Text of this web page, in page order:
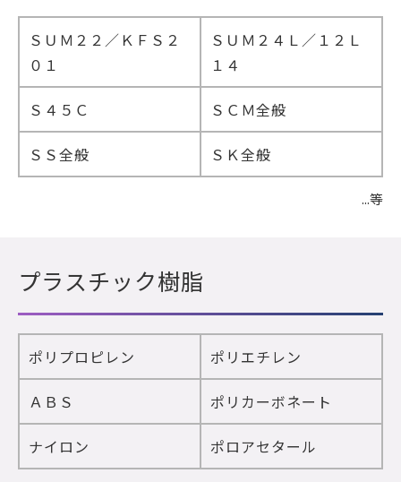
ＳＵＭ２２／ＫＦＳ２
０１
ＳＵＭ２４Ｌ／１２Ｌ
１４
Ｓ４５Ｃ ＳＣＭ全般
ＳＳ全般 ＳＫ全般
...等
プラスチック樹脂
ポリプロピレン ポリエチレン
ＡＢＳ ポリカーボネート
ナイロン ポロアセタール